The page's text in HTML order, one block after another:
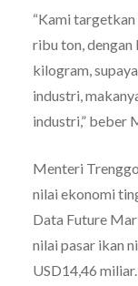
“Kami
ribu ton,
kilogram,
industri,
industri,” beber
Menteri
nilai ekonomi
Data Future
nilai pasar ikan
USD14,46